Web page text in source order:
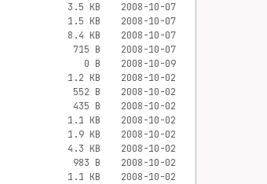
3.5 KB
2008-10-07
1.5 KB
2008-10-07
8.4 KB
2008-10-07
715 B
2008-10-07
0 B
2008-10-09
1.2 KB
2008-10-02
552 B
2008-10-02
435 B
2008-10-02
1.1 KB
2008-10-02
1.9 KB
2008-10-02
4.3 KB
2008-10-02
983 B
2008-10-02
1.1 KB
2008-10-02